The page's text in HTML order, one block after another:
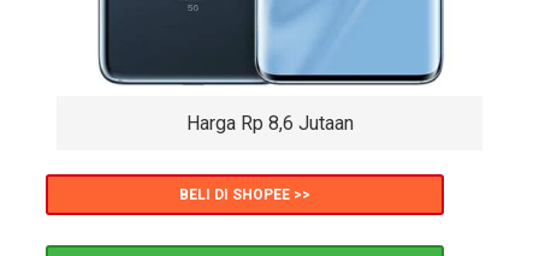
Harga Rp 8,6 Jutaan
BELI DI SHOPEE >>